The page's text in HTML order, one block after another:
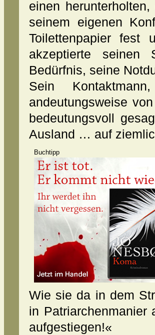
einen
seinem eigenen
Toilettenpapier fest
akzeptierte seinen
Bedürfnis, seine
Sein
andeutungsweise
bedeutungsvoll
Ausland … auf
Buchtipp
Wie sie da in dem
in
aufgestiegen!«